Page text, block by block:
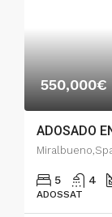
550,000€
5 4
ADOSSAT